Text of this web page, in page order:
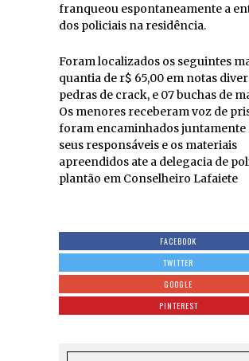
franqueou espontaneamente a
dos policiais na residência.
Foram localizados os seguintes
quantia de r$ 65,00 em notas
pedras de crack, e 07 buchas de
Os menores receberam voz de
foram encaminhados juntamente
seus responsáveis e os materiais
apreendidos ate a delegacia de
plantão em Conselheiro Lafaiete
FACEBOOK
TWITTER
GOOGLE
PINTEREST